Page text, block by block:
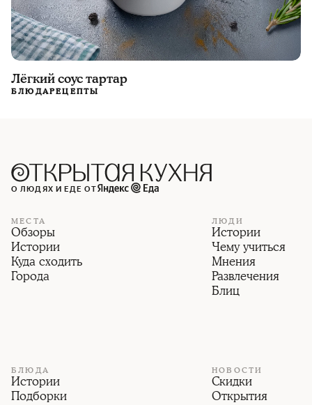
Лёгкий соус тартар
БЛЮДАРЕЦЕПТЫ
О ЛЮДЯХ И ЕДЕ ОТ
МЕСТА
Обзоры
Истории
Куда сходить
Города
ЛЮДИ
Истории
Чему учиться
Мнения
Развлечения
Блиц
БЛЮДА
Истории
Подборки
НОВОСТИ
Скидки
Открытия